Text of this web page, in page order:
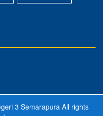
3 SemarapuraAll rights